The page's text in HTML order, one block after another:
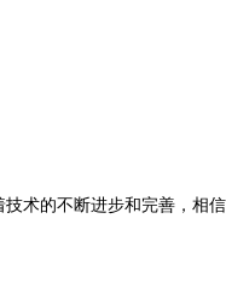
术的不断进步和完善，相信